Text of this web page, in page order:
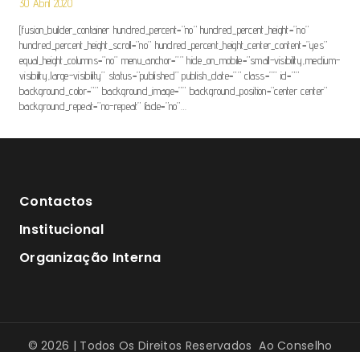
30 Abril 2020
[fusion_builder_container hundred_percent=”no” hundred_percent_height=”no”
hundred_percent_height_scroll=”no” hundred_percent_height_center_content=”yes”
equal_height_columns=”no” menu_anchor=”” hide_on_mobile=”small-visibility,medium-
visibility,large-visibility” status=”published” publish_date=”” class=”” id=””
background_color=”” background_image=”” background_position=”center center”
background_repeat=”no-repeat” fade=”no”…
Contactos
Institucional
Organização Interna
© 2026 | Todos Os Direitos Reservados Ao Conselho